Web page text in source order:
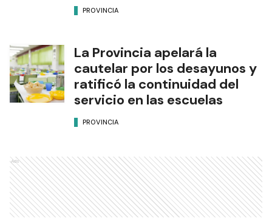
PROVINCIA
La Provincia apelará la
cautelar por los desayunos y
ratificó la continuidad del
servicio en las escuelas
PROVINCIA
Ads